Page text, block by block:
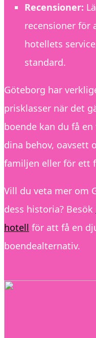
Recensioner:
recensioner för
hotellets
standard.
Göteborg har
prisklasser när det
boende kan du få
dina behov, oavsett
familjen eller för ett
Vill du veta mer om
dess historia? Besök
hotell för att få en
boendealternativ.